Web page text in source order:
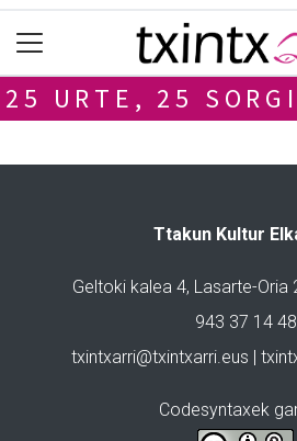
25 URTE, 25
Ttakun Kultur
Geltoki kalea 4, Lasarte-Oria
943 37 14 48
txintxarri@txintxarri.eus |
Codesyntaxek